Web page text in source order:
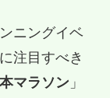
ニングイベ
注目すべき
マラソン」